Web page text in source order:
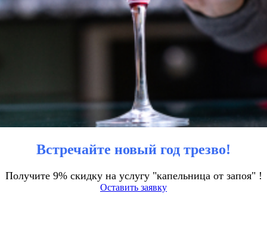
Встречайте новый год трезво!
Получите 9% скидку на услугу "капельница от запоя" !
Оставить заявку